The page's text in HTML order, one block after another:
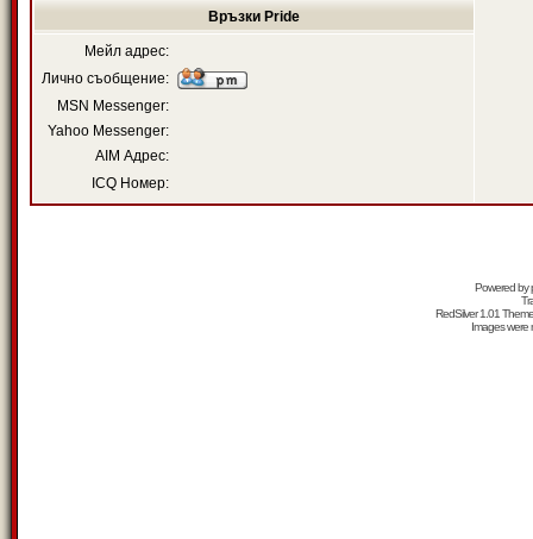
Връзки Pride
Мейл адрес:
Лично съобщение:
MSN Messenger:
Yahoo Messenger:
AIM Адрес:
ICQ Номер:
Powered by
RedSilver 1.01
Images were